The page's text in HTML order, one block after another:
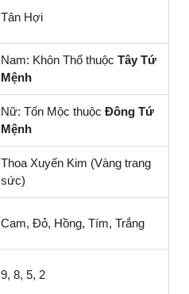
Tân Hợi
Nam: Khôn Thổ thuộc Tây Tứ
Mệnh
Nữ: Tốn Mộc thuộc Đông Tứ
Mệnh
Thoa Xuyến Kim (Vàng trang
sức)
Cam, Đỏ, Hồng, Tím, Trắng
9, 8, 5, 2